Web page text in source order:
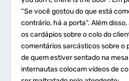
“Se você gostou do que está
contrário, há a porta”. Além
os cardápios sobre o colo do
comentários sarcásticos sobre o
de quem estiver sentado na
internautas colocam vídeos de